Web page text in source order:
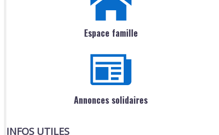
Espace famille
Annonces solidaires
INFOS UTILES